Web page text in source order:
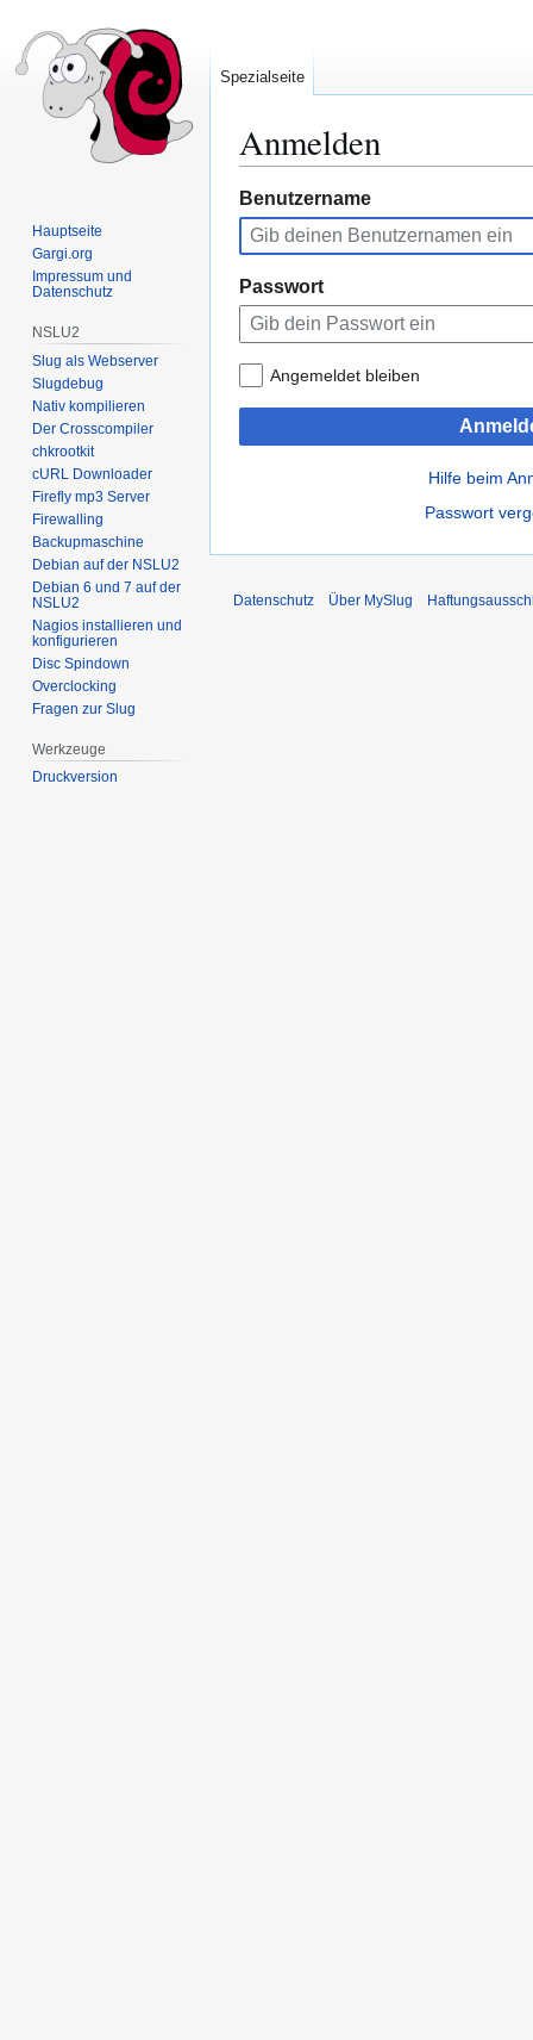
Anmelden
Zur
Navigation
springen
Zur
Suche
springen
Benutzername
Passwort
Angemeldet bleiben
Hilfe beim
Passwort
Spezialseite
Hauptseite
Gargi.org
Impressum und
Datenschutz
NSLU2
Slug als Webserver
Slugdebug
Nativ kompilieren
Der Crosscompiler
chkrootkit
cURL Downloader
Firefly mp3 Server
Firewalling
Backupmaschine
Debian auf der NSLU2
Debian 6 und 7 auf der
NSLU2
Nagios installieren und
konfigurieren
Disc Spindown
Overclocking
Fragen zur Slug
Werkzeuge
Druckversion
Datenschutz Über MySlug